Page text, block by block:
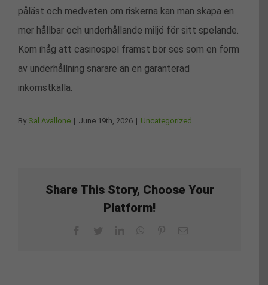
påläst och medveten om riskerna kan man skapa en
mer hållbar och underhållande miljö för sitt spelande.
Kom ihåg att casinospel främst bör ses som en form
av underhållning snarare än en garanterad
inkomstkälla.
By Sal Avallone | June 19th, 2026 | Uncategorized
Share This Story, Choose Your
Platform!